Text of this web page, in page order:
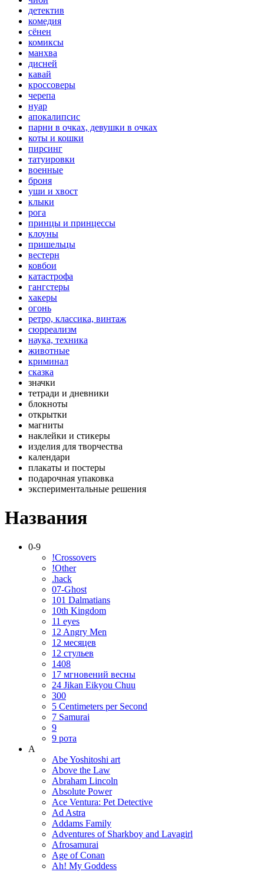
детектив
комедия
сёнен
комиксы
манхва
дисней
кавай
кроссоверы
черепа
нуар
апокалипсис
парни в очках, девушки в очках
коты и кошки
пирсинг
татуировки
военные
броня
уши и хвост
клыки
рога
принцы и принцессы
клоуны
пришельцы
вестерн
ковбои
катастрофа
гангстеры
хакеры
огонь
ретро, классика, винтаж
сюрреализм
наука, техника
животные
криминал
сказка
значки
тетради и дневники
блокноты
открытки
магниты
наклейки и стикеры
изделия для творчества
календари
плакаты и постеры
подарочная упаковка
экспериментальные решения
Названия
0-9
!Crossovers
!Other
.hack
07-Ghost
101 Dalmatians
10th Kingdom
11 eyes
12 Angry Men
12 месяцев
12 стульев
1408
17 мгновений весны
24 Jikan Eikyou Chuu
300
5 Centimeters per Second
7 Samurai
9
9 рота
A
Abe Yoshitoshi art
Above the Law
Abraham Lincoln
Absolute Power
Ace Ventura: Pet Detective
Ad Astra
Addams Family
Adventures of Sharkboy and Lavagirl
Afrosamurai
Age of Conan
Ah! My Goddess